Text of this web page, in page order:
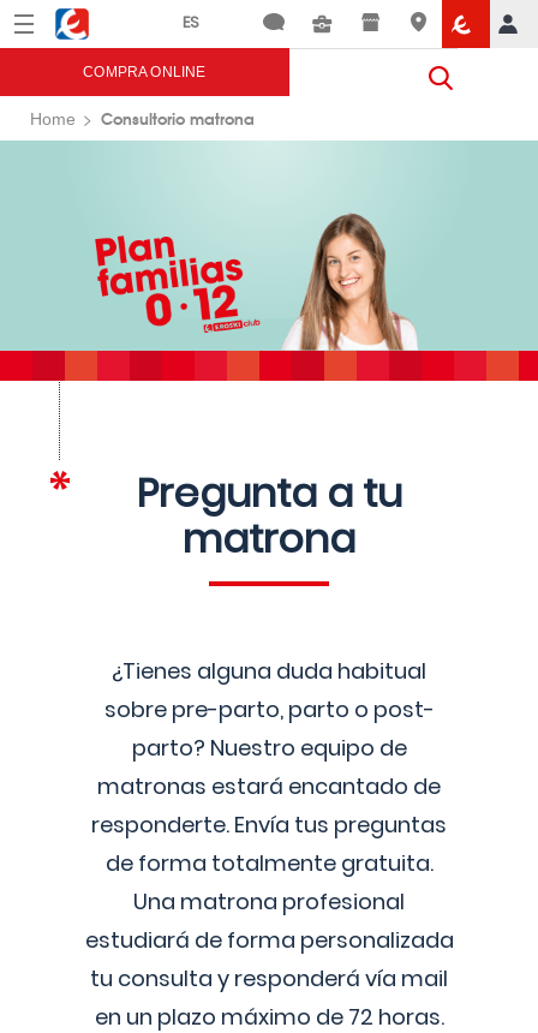
Menú Eroski
COMPRA ONLINE
Home Consultorio matrona
Pregunta a tu
matrona
¿Tienes alguna duda habitual
sobre pre-parto, parto o post-
parto? Nuestro equipo de
matronas estará encantado de
responderte. Envía tus preguntas
de forma totalmente gratuita.
Una matrona profesional
estudiará de forma personalizada
tu consulta y responderá vía mail
en un plazo máximo de 72 horas.